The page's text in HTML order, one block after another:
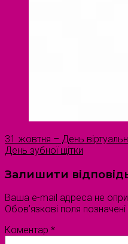
31 жовтня – День
День зубної щітки
Залишити
Ваша e-mail адреса не
Обов’язкові поля позначені
Коментар *